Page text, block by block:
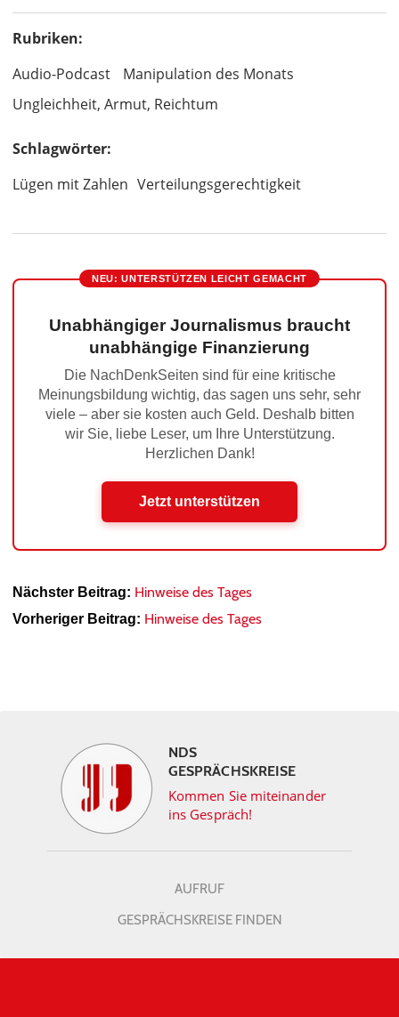
Rubriken:
Audio-Podcast
Manipulation des Monats
Ungleichheit, Armut, Reichtum
Schlagwörter:
Lügen mit Zahlen Verteilungsgerechtigkeit
NEU: UNTERSTÜTZEN LEICHT GEMACHT
Unabhängiger Journalismus braucht
unabhängige Finanzierung
Die NachDenkSeiten sind für eine kritische
Meinungsbildung wichtig, das sagen uns sehr, sehr
viele – aber sie kosten auch Geld. Deshalb bitten
wir Sie, liebe Leser, um Ihre Unterstützung.
Herzlichen Dank!
Jetzt unterstützen
Nächster Beitrag: Hinweise des Tages
Vorheriger Beitrag: Hinweise des Tages
NDS
GESPRÄCHSKREISE
Kommen Sie miteinander
ins Gespräch!
AUFRUF
GESPRÄCHSKREISE FINDEN